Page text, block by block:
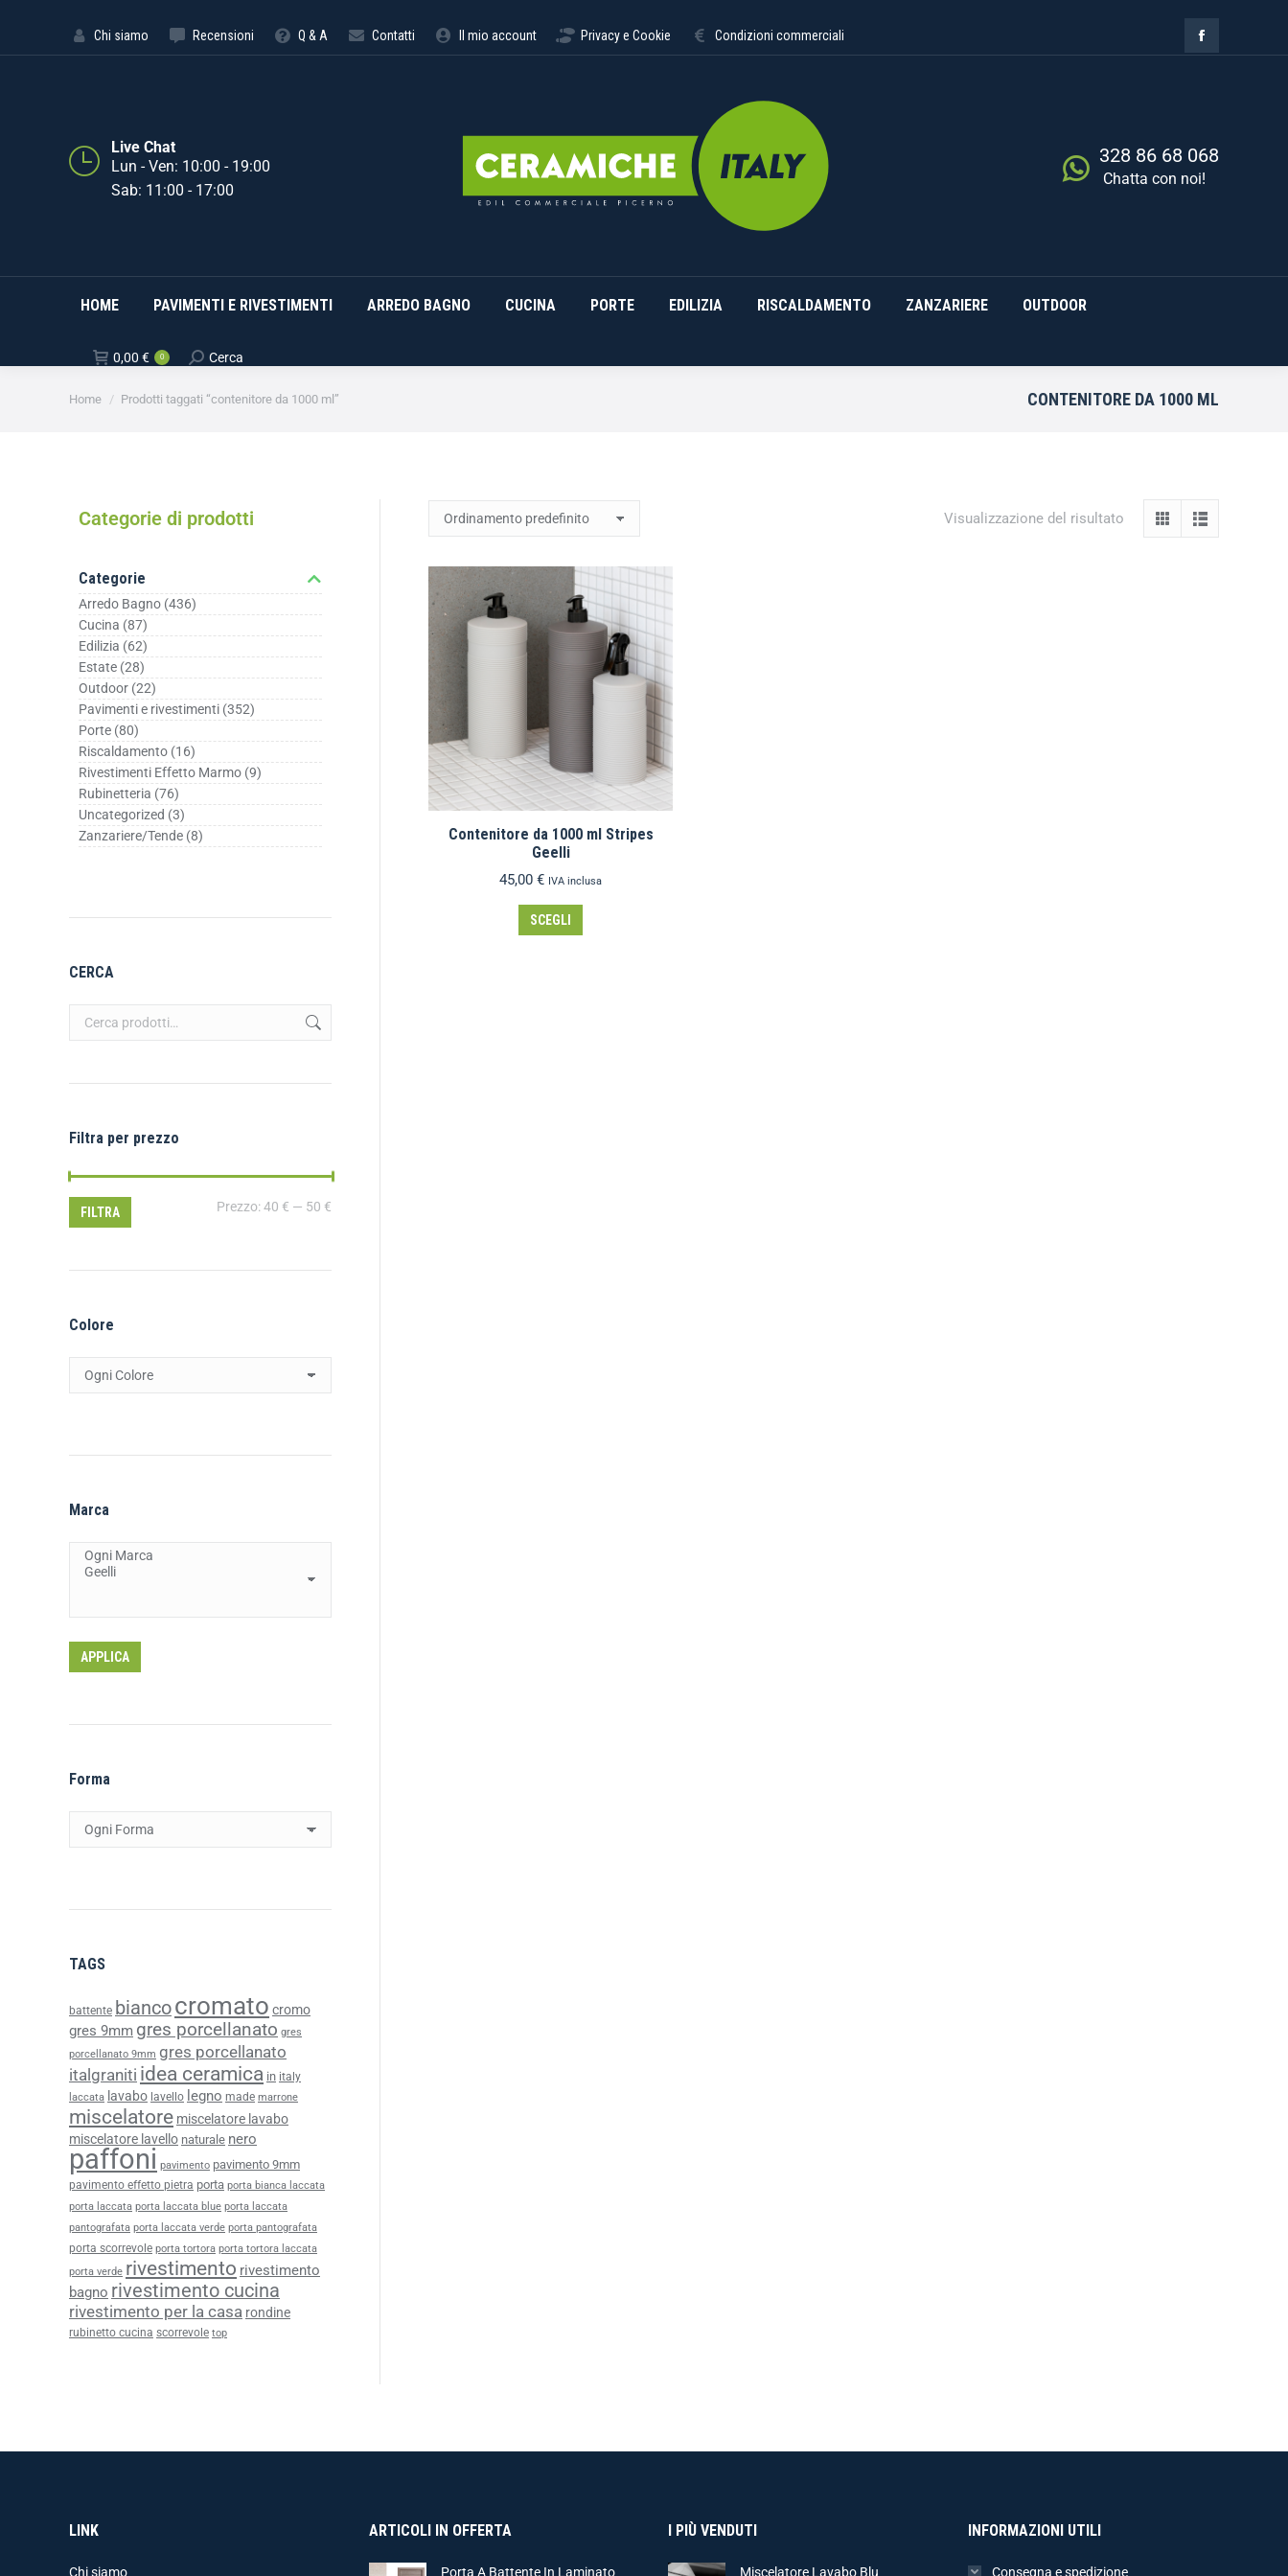
Chi siamo Recensioni Q & A Contatti Il mio account Privacy e Cookie Condizioni commerciali
Live Chat
Lun - Ven: 10:00 - 19:00
Sab: 11:00 - 17:00
328 86 68 068
Chatta con noi!
HOME PAVIMENTI E RIVESTIMENTI ARREDO BAGNO CUCINA PORTE EDILIZIA RISCALDAMENTO ZANZARIERE OUTDOOR
0,00 € 0 Cerca
Tu sei qui:
Home Prodotti taggati “contenitore da 1000 ml” CONTENITORE DA 1000 ML
Visualizzazione del risultato
Contenitore da 1000 ml Stripes
Geelli
45,00 € IVA inclusa
SCEGLI
Categorie di prodotti
Categorie
Arredo Bagno (436)
Cucina (87)
Edilizia (62)
Estate (28)
Outdoor (22)
Pavimenti e rivestimenti (352)
Porte (80)
Riscaldamento (16)
Rivestimenti Effetto Marmo (9)
Rubinetteria (76)
Uncategorized (3)
Zanzariere/Tende (8)
CERCA
Filtra per prezzo
FILTRA Prezzo:40 € — 50 €
Colore
Marca
APPLICA
Forma
TAGS
battente biancocromato cromo
gres 9mm gres porcellanato gres
porcellanato 9mm gres porcellanato
italgraniti idea ceramica in italy
laccata lavabo lavello legno made marrone
miscelatore miscelatore lavabo
miscelatore lavello naturale nero
paffoni pavimento pavimento 9mm
pavimento effetto pietra porta porta bianca laccata
porta laccata porta laccata blue porta laccata
pantografata porta laccata verde porta pantografata
porta scorrevole porta tortora porta tortora laccata
porta verde rivestimento rivestimento
bagno rivestimento cucina
rivestimento per la casa rondine
rubinetto cucina scorrevole top
LINK
Chi siamo
ARTICOLI IN OFFERTA
Porta A Battente In Laminato
I PIÙ VENDUTI
Miscelatore Lavabo Blu
INFORMAZIONI UTILI
Consegna e spedizione
HOME PAVIMENTI E RIVESTIMENTI ARREDO BAGNO CUCINA PORTE EDILIZIA